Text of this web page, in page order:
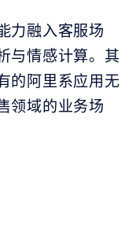
力融入客服场
与情感计算。其
的阿里系应用无
领域的业务场